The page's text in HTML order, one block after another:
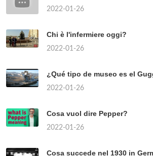
2022-01-26
Chi è l'infermiere oggi?
2022-01-26
¿Qué tipo de museo es el
2022-01-26
Cosa vuol dire Pepper?
2022-01-26
Cosa succede nel 1930 in